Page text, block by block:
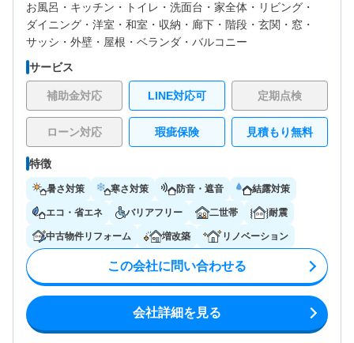
お風呂・ キッチン・ トイレ・ 洗面台・ 家全体・ リビング・
ダイニング・ 洋室・ 和室・ 収納・ 廊下・ 階段・ 玄関・ 窓・
サッシ・ 外壁・ 屋根・ ベランダ・バルコニー
サービス
補助金対応 LINE対応可 定期点検
ローン対応 瑕疵保険 見積もり無料
特徴
暑さ対策 寒さ対策 防音・遮音 結露対策
エコ・省エネ バリアフリー 二世帯 耐震
中古物件リフォーム 増改築 リノベーション
この会社に問い合わせる
会社詳細を見る